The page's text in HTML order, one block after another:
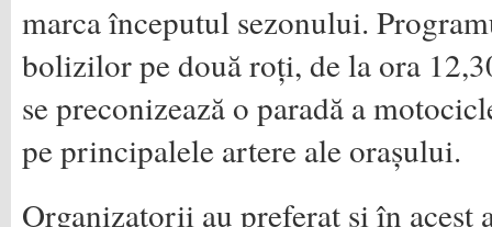
marca începutul sezonului.
bolizilor pe două roți, de la ora
se preconizează o paradă a
pe principalele artere ale orașului.
Organizatorii au preferat și în acest